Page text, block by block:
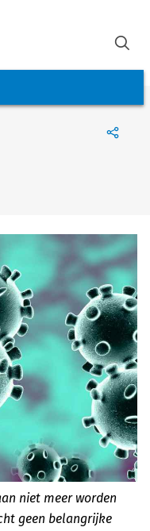
niet meer worden
geen belangrijke